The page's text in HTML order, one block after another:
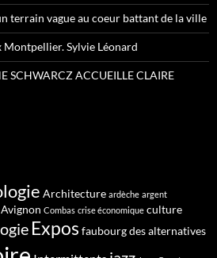
terrain vague au coeur battant de la ville
Sylvie Léonard
SCHWARCZ ACCUEILLE CLAIRE
Architecture ardèche argent
Avignon Combas crise économique culture
Expos faubourg des alternatives